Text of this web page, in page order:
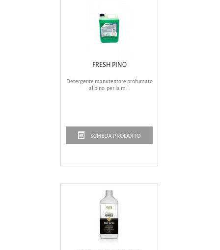
FRESH PINO
Detergente manutentore profumato
al pino. per la m...
SCHEDA PRODOTTO